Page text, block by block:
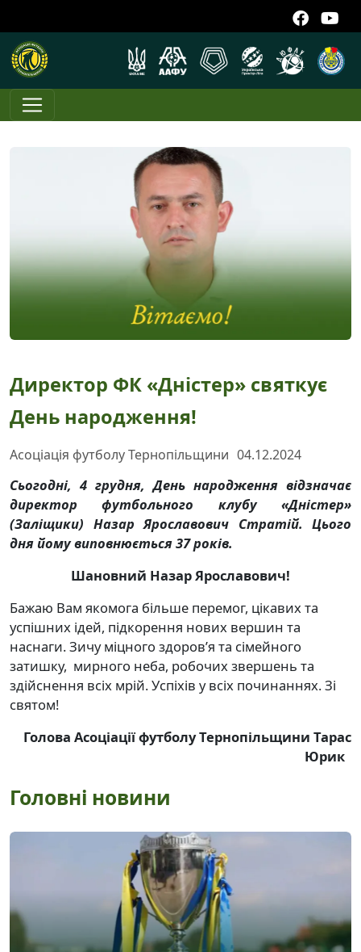
Директор ФК «Дністер» святкує
День народження!
Асоціація футболу Тернопільщини 04.12.2024
Сьогодні, 4 грудня, День народження відзначає
директор футбольного клубу «Дністер»
(Заліщики) Назар Ярославович Стратій. Цього
дня йому виповнюється 37 років.
Шановний Назар Ярославович!
Бажаю Вам якомога більше перемог, цікавих та
успішних ідей, підкорення нових вершин та
наснаги. Зичу міцного здоров’я та сімейного
затишку, мирного неба, робочих звершень та
здійснення всіх мрій. Успіхів у всіх починаннях. Зі
святом!
Голова Асоціації футболу Тернопільщини Тарас
Юрик
Головні новини